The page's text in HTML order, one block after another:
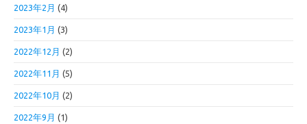
2023年2月 (4)
2023年1月 (3)
2022年12月 (2)
2022年11月 (5)
2022年10月 (2)
2022年9月 (1)